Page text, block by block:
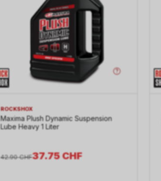
ROCKSHOX
Maxima Plush Dynamic Suspension
Lube Heavy 1 Liter
37.75CHF
42.90 CHF